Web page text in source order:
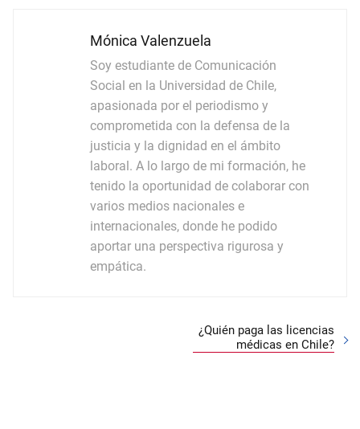
Mónica Valenzuela
Soy estudiante de Comunicación
Social en la Universidad de Chile,
apasionada por el periodismo y
comprometida con la defensa de la
justicia y la dignidad en el ámbito
laboral. A lo largo de mi formación, he
tenido la oportunidad de colaborar con
varios medios nacionales e
internacionales, donde he podido
aportar una perspectiva rigurosa y
empática.
¿Quién paga las licencias
médicas en Chile?